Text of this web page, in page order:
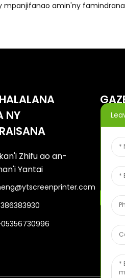
mpanjifanao amin'ny
NY
Zhifu ao an-
Yantai